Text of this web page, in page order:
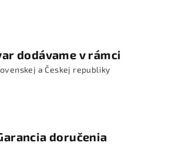
dodávame v rámci
a Českej republiky
doručenia